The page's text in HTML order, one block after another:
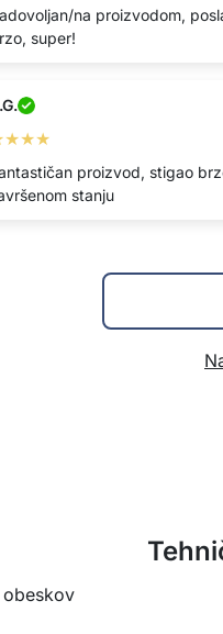
na proizvodom,
super!
proizvod, stigao
stanju